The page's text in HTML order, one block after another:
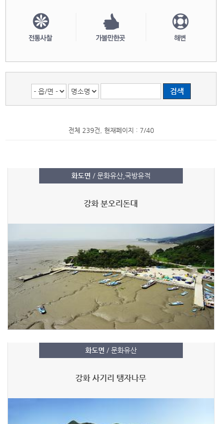
전체 239건, 현재페이지 : 7/40
화도면 / 문화유산,국방유적
강화 분오리돈대
화도면 / 문화유산
강화 사기리 탱자나무